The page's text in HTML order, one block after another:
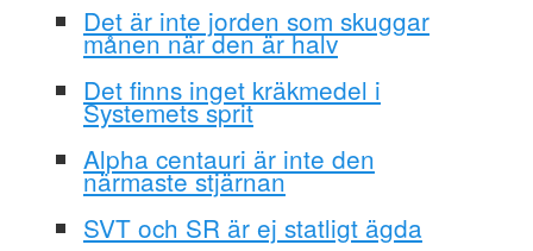
Det är inte jorden som skuggar
månen när den är halv
Det finns inget kräkmedel i
Systemets sprit
Alpha centauri är inte den
närmaste stjärnan
SVT och SR är ej statligt ägda